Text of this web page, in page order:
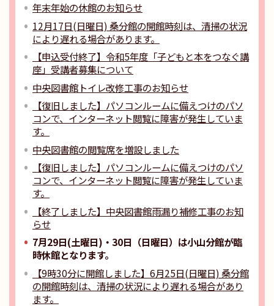
年末年始の休館のお知らせ
12月17日(日曜日) 桑分館の開館時刻は、清掃の状況
により遅れる場合があります。
【申込受付終了】令和5年度「子どもと本をつなぐ講
座」受講者募集について
中央図書館トイレ改修工事のお知らせ
【復旧しました】パソコンルームに備えつけのパソ
コンで、インターネット閲覧に障害が発生していま
す。
中央図書館の閲覧席を増設しました
【復旧しました】パソコンルームに備えつけのパソ
コンで、インターネット閲覧に障害が発生していま
す。
【終了しました】中央図書館雨漏り補修工事のお知
らせ
7月29日(土曜日)・30日（日曜日）は小山分館が臨
時休館となります。
【9時30分に開館しました】6月25日(日曜日) 桑分館
の開館時刻は、清掃の状況により遅れる場合があり
ます。